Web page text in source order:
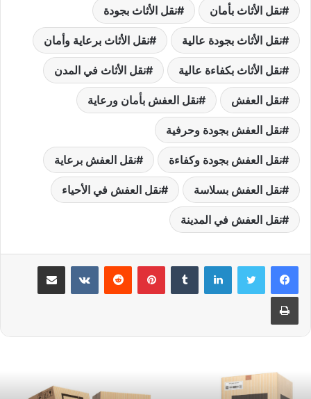
نقل الأثاث بأمان نقل الأثاث بجودة
نقل الأثاث بجودة عالية نقل الأثاث برعاية وأمان
نقل الأثاث بكفاءة عالية نقل الأثاث في المدن
نقل العفش نقل العفش بأمان ورعاية
نقل العفش بجودة وحرفية
نقل العفش بجودة وكفاءة نقل العفش برعاية
نقل العفش بسلاسة نقل العفش في الأحياء
نقل العفش في المدينة
لينكدإن بينتيريست مشاركة عبر البريد
طباعة